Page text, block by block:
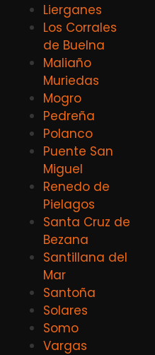
Lierganes
Los Corrales
de Buelna
Maliaño
Muriedas
Mogro
Pedreña
Polanco
Puente San
Miguel
Renedo de
Pielagos
Santa Cruz de
Bezana
Santillana del
Mar
Santoña
Solares
Somo
Vargas